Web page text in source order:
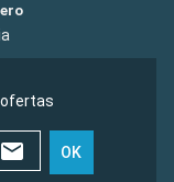
OK